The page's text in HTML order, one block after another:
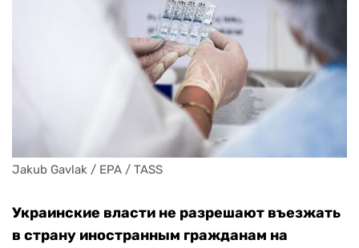
Jakub Gavlak / EPA / TASS
Украинские власти не разрешают въезжать
в страну иностранным гражданам на